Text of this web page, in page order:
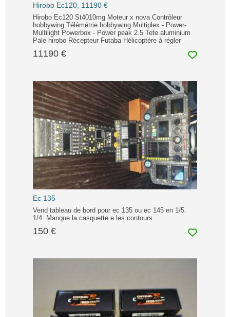
Hirobo Ec120, 11190 €
Hirobo Ec120 St4010mg Moteur x nova Contrôleur
hobbywing Télémétrie hobbywing Multiplex - Power-
Multilight Powerbox - Power peak 2.5 Tete aluminium
Pale hirobo Récepteur Futaba Hélicoptère à régler
11190 €
Ec 135
Vend tableau de bord pour ec 135 ou ec 145 en 1/5.
1/4. Manque la casquette e les contours.
150 €